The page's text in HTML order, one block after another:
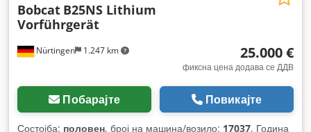
Nürtingen 1.247 km
Bobcat B25NS Lithium
Vorführgerät
25.000 €
фиксна цена додава се ДДВ
Побарајте Повикајте
Состојба: половен, број на машина/возило: 17037, Година